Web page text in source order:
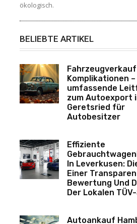
ökologisch.
BELIEBTE ARTIKEL
Komplikationen
umfassende
zum Autoexport
Geretsried für
Autobesitzer
Effiziente
In Leverkusen:
Einer
Bewertung Und
Der Lokalen
Autoankauf